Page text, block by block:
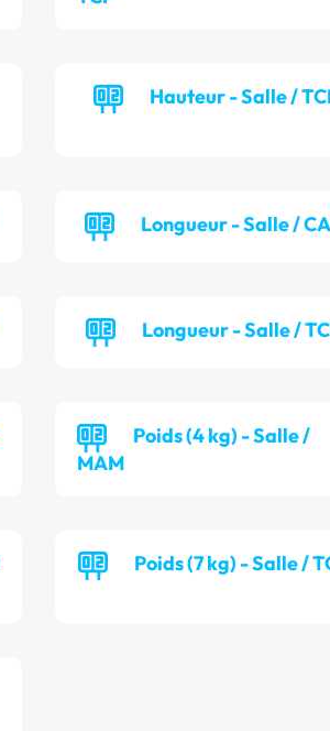
Hauteur - Salle /
Longueur - Salle /
Longueur - Salle /
Poids (4 kg) - Salle /
MAM
Poids (7 kg) - Salle /